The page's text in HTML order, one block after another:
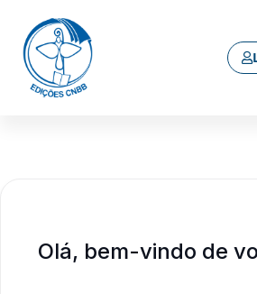
Olá, bem-vindo de